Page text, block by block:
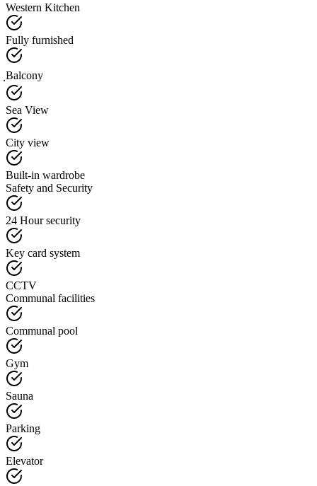
Western Kitchen
Fully furnished
ฺBalcony
Sea View
City view
Built-in wardrobe
Safety and Security
24 Hour security
Key card system
CCTV
Communal facilities
Communal pool
Gym
Sauna
Parking
Elevator